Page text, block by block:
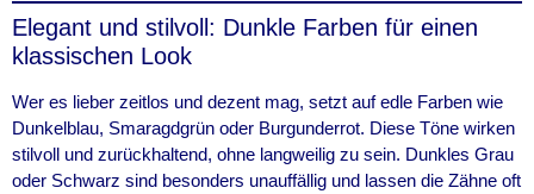
Elegant und stilvoll: Dunkle Farben für einen
klassischen Look
Wer es lieber zeitlos und dezent mag, setzt auf edle Farben wie
Dunkelblau, Smaragdgrün oder Burgunderrot. Diese Töne wirken
stilvoll und zurückhaltend, ohne langweilig zu sein. Dunkles Grau
oder Schwarz sind besonders unauffällig und lassen die Zähne oft